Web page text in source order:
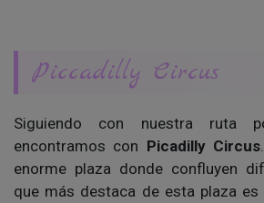
Piccadilly Circus
Siguiendo con nuestra ruta
encontramos con Picadilly Circus
enorme plaza donde confluyen
que más destaca de esta plaza es